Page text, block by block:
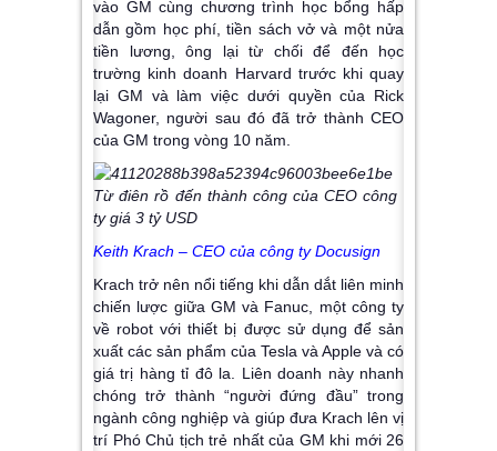
vào GM cùng chương trình học bổng hấp
dẫn gồm học phí, tiền sách vở và một nửa
tiền lương, ông lại từ chối để đến học
trường kinh doanh Harvard trước khi quay
lại GM và làm việc dưới quyền của Rick
Wagoner, người sau đó đã trở thành CEO
của GM trong vòng 10 năm.
Keith Krach – CEO của công ty Docusign
Krach trở nên nổi tiếng khi dẫn dắt liên minh
chiến lược giữa GM và Fanuc, một công ty
về robot với thiết bị được sử dụng để sản
xuất các sản phẩm của Tesla và Apple và có
giá trị hàng tỉ đô la. Liên doanh này nhanh
chóng trở thành “người đứng đầu” trong
ngành công nghiệp và giúp đưa Krach lên vị
trí Phó Chủ tịch trẻ nhất của GM khi mới 26